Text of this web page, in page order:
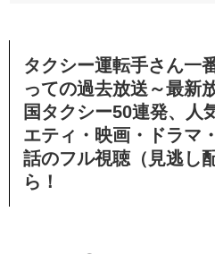
タクシー運転手さん一
っての過去放送～最新
国タクシー50連発、人
エティ・映画・ドラマ
話のフル視聴（見逃し
ら！